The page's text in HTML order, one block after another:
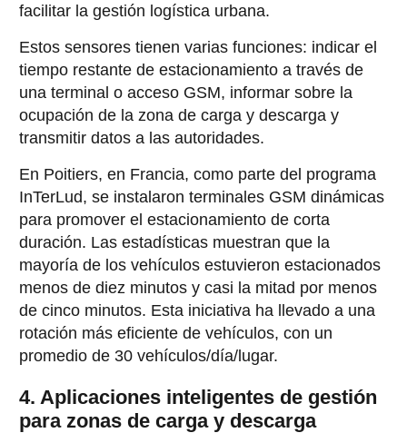
facilitar la gestión logística urbana.
Estos sensores tienen varias funciones: indicar el
tiempo restante de estacionamiento a través de
una terminal o acceso GSM, informar sobre la
ocupación de la zona de carga y descarga y
transmitir datos a las autoridades.
En Poitiers, en Francia, como parte del programa
InTerLud, se instalaron terminales GSM dinámicas
para promover el estacionamiento de corta
duración. Las estadísticas muestran que la
mayoría de los vehículos estuvieron estacionados
menos de diez minutos y casi la mitad por menos
de cinco minutos. Esta iniciativa ha llevado a una
rotación más eficiente de vehículos, con un
promedio de 30 vehículos/día/lugar.
4. Aplicaciones inteligentes de gestión
para zonas de carga y descarga